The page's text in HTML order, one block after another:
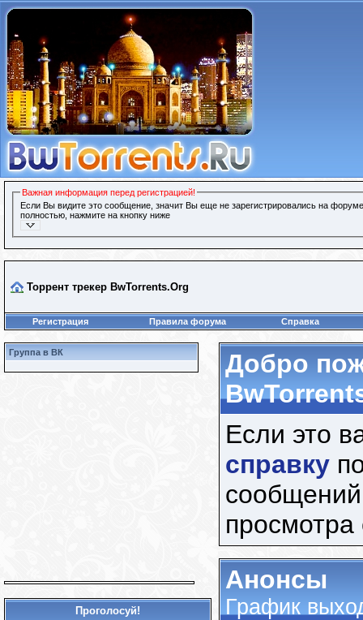
Важная информация перед регистрацией!
Если Вы видите это сообщение, значит Вы еще не зарегистрировались на
полностью, нажмите на кнопку ниже
Торрент трекер BwTorrents.Org
Регистрация Правила форума Справка
Группа в ВК
Проголосуй!
Добро
Если это
справку
Анонсы
График